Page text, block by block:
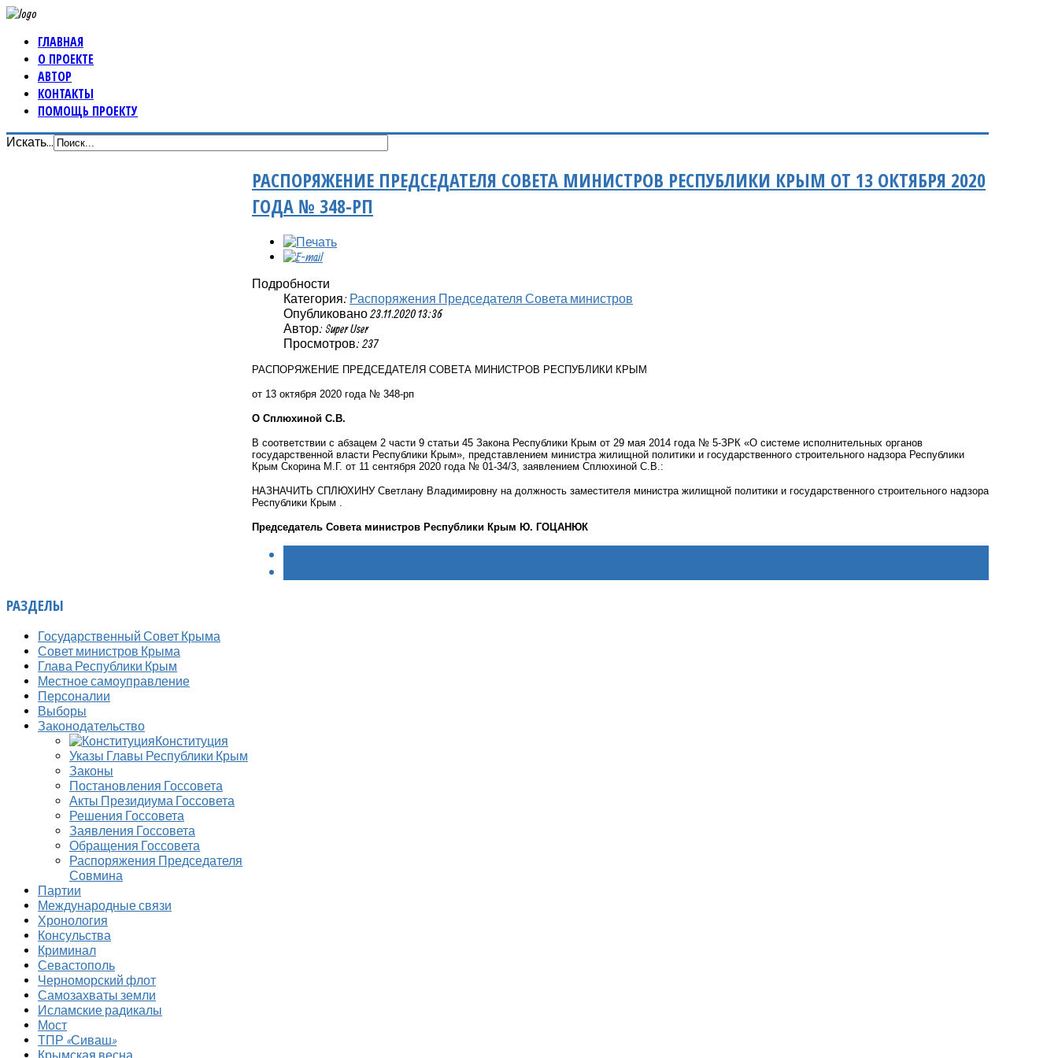
ГЛАВНАЯ
О ПРОЕКТЕ
АВТОР
КОНТАКТЫ
ПОМОЩЬ ПРОЕКТУ
Искать...
РАСПОРЯЖЕНИЕ ПРЕДСЕДАТЕЛЯ СОВЕТА МИНИСТРОВ РЕСПУБЛИКИ КРЫМ ОТ 13 ОКТЯБРЯ 2020
ГОДА № 348-РП
Подробности
Категория: Распоряжения Председателя Совета министров
Опубликовано 23.11.2020 13:36
Автор: Super User
Просмотров: 237
РАСПОРЯЖЕНИЕ ПРЕДСЕДАТЕЛЯ СОВЕТА МИНИСТРОВ РЕСПУБЛИКИ КРЫМ
от 13 октября 2020 года № 348-рп
О Сплюхиной С.В.
В соответствии с абзацем 2 части 9 статьи 45 Закона Республики Крым от 29 мая 2014 года № 5-ЗРК «О системе исполнительных органов
государственной власти Республики Крым», представлением министра жилищной политики и государственного строительного надзора Республики
Крым Скорина М.Г. от 11 сентября 2020 года № 01-34/3, заявлением Сплюхиной С.В.:
НАЗНАЧИТЬ СПЛЮХИНУ Светлану Владимировну на должность заместителя министра жилищной политики и государственного строительного надзора
Республики Крым .
Председатель Совета министров Республики Крым Ю. ГОЦАНЮК
РАЗДЕЛЫ
Государственный Совет Крыма
Совет министров Крыма
Глава Республики Крым
Местное самоуправление
Персоналии
Выборы
Законодательство
Конституция
Указы Главы Республики Крым
Законы
Постановления Госсовета
Акты Президиума Госсовета
Решения Госсовета
Заявления Госсовета
Обращения Госсовета
Распоряжения Председателя
Совмина
Партии
Международные связи
Хронология
Консульства
Криминал
Севастополь
Черноморский флот
Самозахваты земли
Исламские радикалы
Мост
ТПР «Сиваш»
Крымская весна